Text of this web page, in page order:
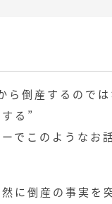
ら倒産するので
る”
でこのようなお
に倒産の事実を